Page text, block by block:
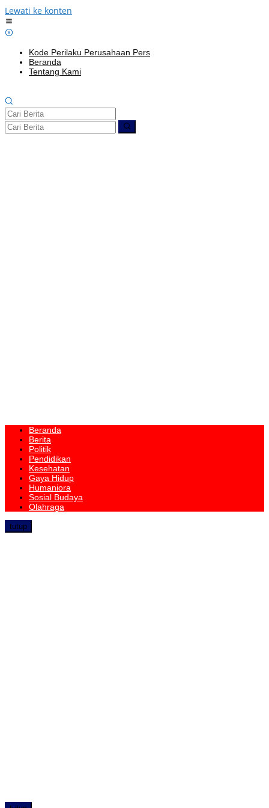
Lewati ke konten
Kode Perilaku Perusahaan Pers
Beranda
Tentang Kami
Beranda
Berita
Politik
Pendidikan
Kesehatan
Gaya Hidup
Humaniora
Sosial Budaya
Olahraga
tutup